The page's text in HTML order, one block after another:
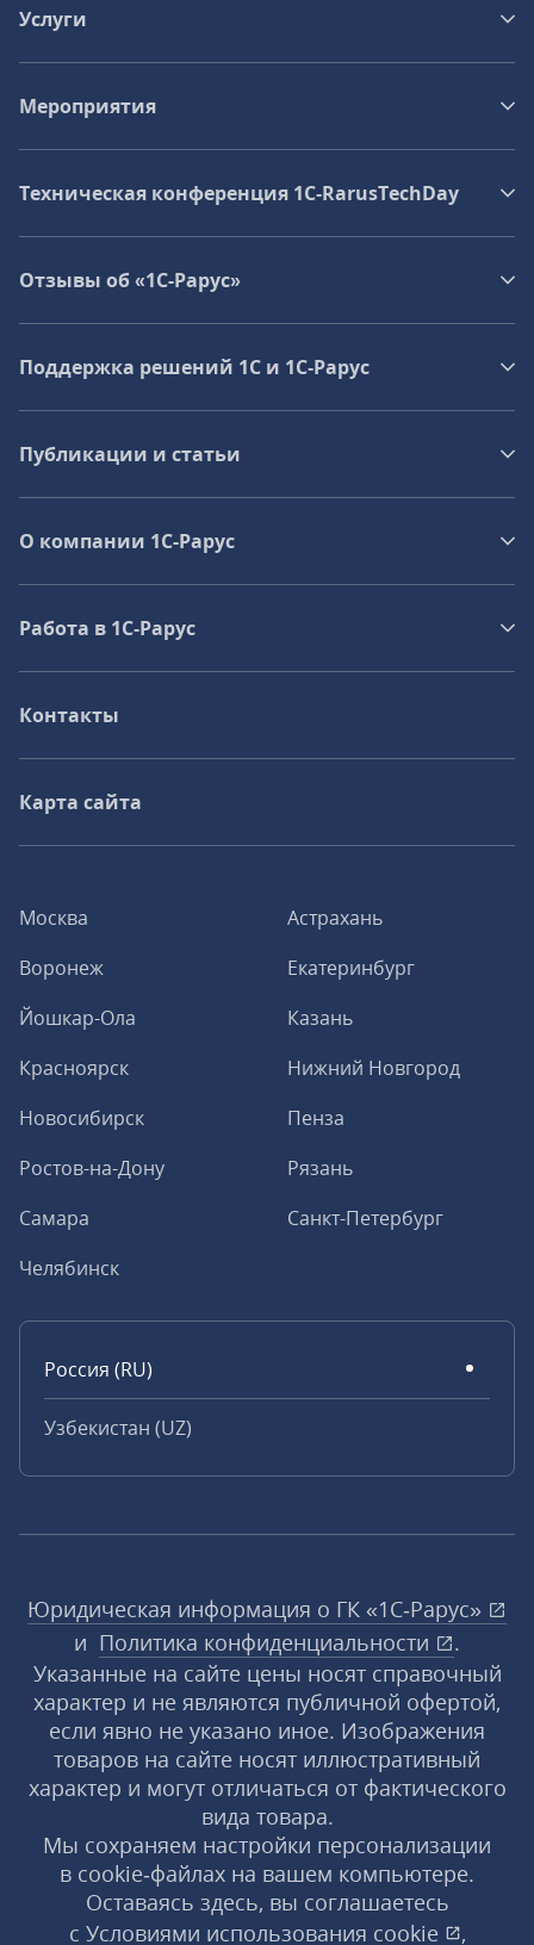
Москва
Астрахань
Воронеж
Екатеринбург
Йошкар-Ола
Казань
Красноярск
Нижний Новгород
Новосибирск
Пенза
Ростов-на-Дону
Рязань
Самара
Санкт-Петербург
Челябинск
Россия (RU)
Узбекистан (UZ)
Услуги
Мероприятия
Техническая конференция 1C‑RarusTechDay
Отзывы об «1С-Рарус»
Поддержка решений 1С и 1С‑Рарус
Публикации и статьи
О компании 1C-Рарус
Работа в 1С‑Рарус
Контакты
Карта сайта
Юридическая информация о ГК «1С‑Рарус»
и Политика конфиденциальности
.
Указанные на сайте цены носят справочный
характер и не являются публичной офертой,
если явно не указано иное. Изображения
товаров на сайте носят иллюстративный
характер и могут отличаться от фактического
вида товара.
Мы сохраняем настройки персонализации
в cookie‑файлах на вашем компьютере.
Оставаясь здесь, вы соглашаетесь
с Условиями использования cookie ,